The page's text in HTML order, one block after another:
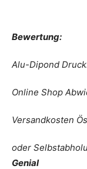
Bewertung:
Alu-Dipond
Online Shop
Versandkosten
oder
Genial